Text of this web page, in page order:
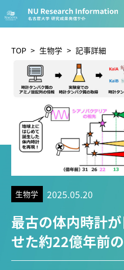
CATEGORY
環境学 生物学
総合理工 総合生
工学 情報学
人文学
TAG
(177)
生命農学研究科 (116)
ブ生命分子研究所 (75)
環境
環境研究所 (63)
未来材料
報学研究科 (47)
植物 (33)
TOP > 生物学 > 記事詳細
生物学 2025.05.20
最古の体内時計
せた約22億年前